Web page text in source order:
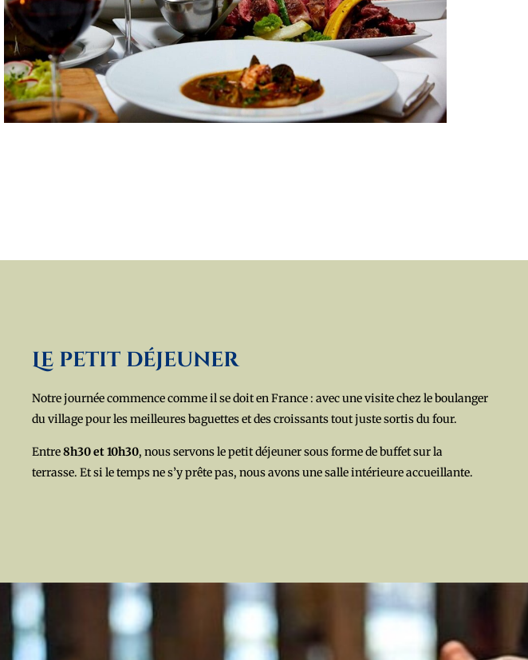
Le petit déjeuner
Notre journée commence comme il se doit en France : avec une visite chez le boulanger
du village pour les meilleures baguettes et des croissants tout juste sortis du four.
Entre8h30 et 10h30, nous servons le petit déjeuner sous forme de buffet sur la
terrasse. Et si le temps ne s’y prête pas, nous avons une salle intérieure accueillante.